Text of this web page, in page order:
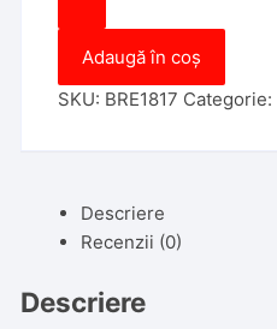
Smartkey
Mercedes
benz
Adaugă în coș
SKU: BRE1817 Categorie:
Descriere
Recenzii (0)
Descriere